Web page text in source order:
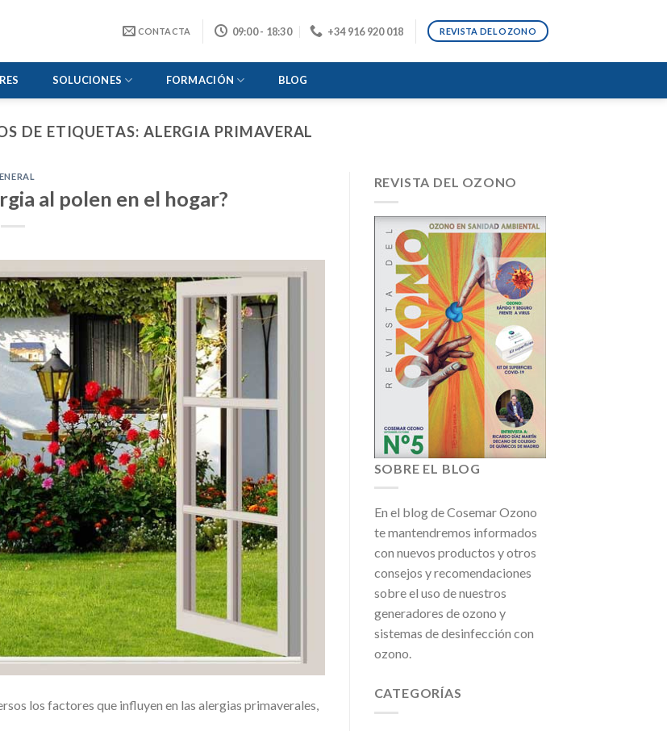
CONTACTA 09:00 - 18:30 +34 916 920 018 REVISTA DEL OZONO
SOLUCIONES FORMACIÓN BLOG
DE ETIQUETAS: ALERGIA PRIMAVERAL
al polen en el hogar?
los factores que influyen en las alergias primaverales,
REVISTA DEL OZONO
SOBRE EL BLOG
En el blog de Cosemar Ozono
te mantendremos informados
con nuevos productos y otros
consejos y recomendaciones
sobre el uso de nuestros
generadores de ozono y
sistemas de desinfección con
ozono.
CATEGORÍAS